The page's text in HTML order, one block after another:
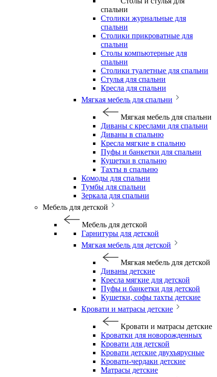
спальни
Столики журнальные для
спальни
Столики прикроватные для
спальни
Столы компьютерные для
спальни
Столики туалетные для спальни
Стулья для спальни
Кресла для спальни
Мягкая мебель для спальни
Мягкая мебель для спальни
Диваны с креслами для спальни
Диваны в спальню
Кресла мягкие в спальню
Пуфы и банкетки для спальни
Кушетки в спальню
Тахты в спальню
Комоды для спальни
Тумбы для спальни
Зеркала для спальни
Мебель для детской
Мебель для детской
Гарнитуры для детской
Мягкая мебель для детской
Мягкая мебель для детской
Диваны детские
Кресла мягкие для детской
Пуфы и банкетки для детской
Кушетки, софы тахты детские
Кровати и матрасы детские
Кровати и матрасы детские
Кроватки для новорожденных
Кровати для детской
Кровати детские двухъярусные
Кровати-чердаки детские
Матрасы детские